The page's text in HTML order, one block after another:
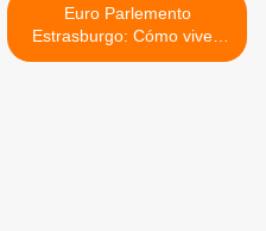
Euro Parlemento
Estrasburgo: Cómo viven
los parlementarios >